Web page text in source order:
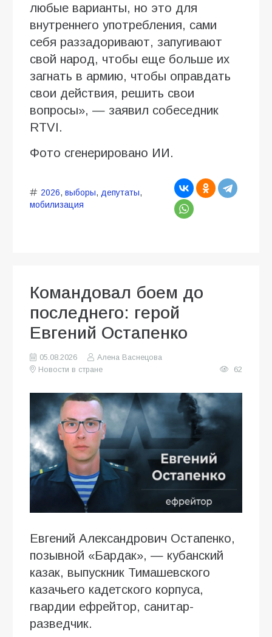
любые варианты, но это для
внутреннего употребления, сами
себя раззадоривают, запугивают
свой народ, чтобы еще больше их
загнать в армию, чтобы оправдать
свои действия, решить свои
вопросы», — заявил собеседник
RTVI.
Фото сгенерировано ИИ.
2026, выборы, депутаты,
мобилизация
Командовал боем до
последнего: герой
Евгений Остапенко
05.08.2026
Алена Васнецова
Новости в стране
62
Евгений Александрович Остапенко,
позывной «Бардак», — кубанский
казак, выпускник Тимашевского
казачьего кадетского корпуса,
гвардии ефрейтор, санитар-
разведчик.